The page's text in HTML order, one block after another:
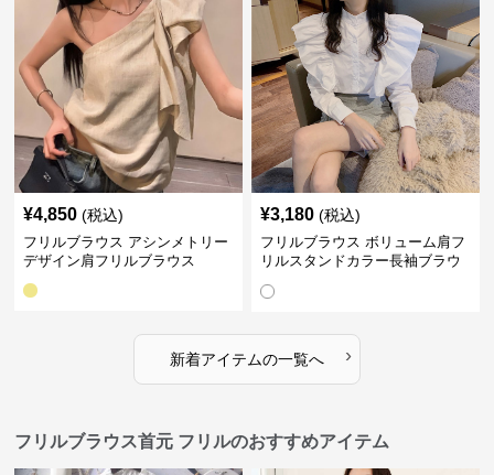
¥4,850 (税込)
フリルブラウス アシンメトリー
デザイン肩フリルブラウス
¥3,180 (税込)
フリルブラウス ボリューム肩フ
リルスタンドカラー長袖ブラウ
新着アイテムの一覧へ ›
フリルブラウス首元 フリルのおすすめアイテム